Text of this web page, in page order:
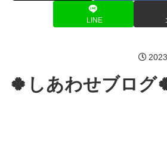
LINE
🍀しあわせブログ